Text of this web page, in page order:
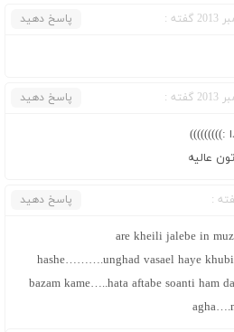
پاسخ دهید
پاسخ دهید
:)))))))))
عالیه
پاسخ دهید
are kheili jalebe in
hashe……….unghad vasael haye khubi
bazam kame…..hata aftabe soanti ham